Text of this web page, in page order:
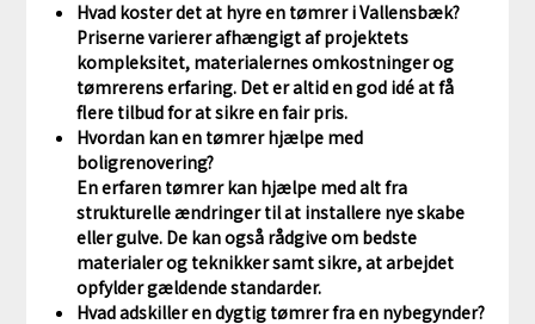
Hvad koster det at hyre en tømrer i Vallensbæk?
Priserne varierer afhængigt af projektets
kompleksitet, materialernes omkostninger og
tømrerens erfaring. Det er altid en god idé at få
flere tilbud for at sikre en fair pris.
Hvordan kan en tømrer hjælpe med
boligrenovering?
En erfaren tømrer kan hjælpe med alt fra
strukturelle ændringer til at installere nye skabe
eller gulve. De kan også rådgive om bedste
materialer og teknikker samt sikre, at arbejdet
opfylder gældende standarder.
Hvad adskiller en dygtig tømrer fra en nybegynder?